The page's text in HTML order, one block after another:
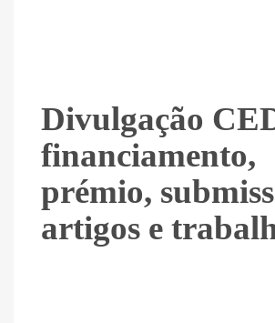
Divulgação
financiamento,
prémio,
artigos e